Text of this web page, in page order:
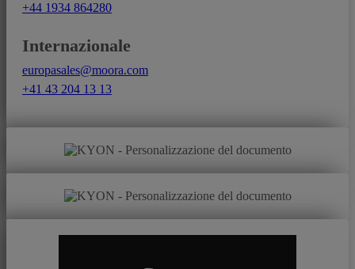
+44 1934 864280
Internazionale
europasales@moora.com
+41 43 204 13 13